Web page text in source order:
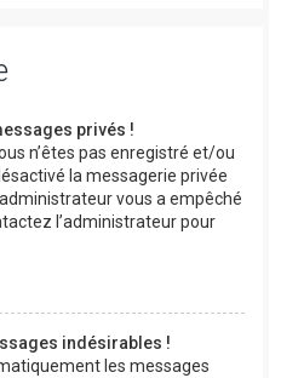
privés !
n’êtes pas enregistré et/ou
la messagerie privée
vous a empêché
l’administrateur pour
indésirables !
les messages